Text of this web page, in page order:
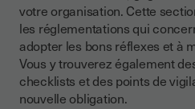
votre organisation. Cette
les réglementations qui
adopter les bons réflexes et à
Vous y trouverez également
checklists et des points de
nouvelle obligation.